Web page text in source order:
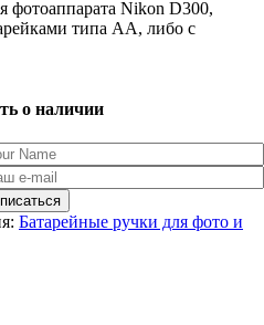
фотоаппарата Nikon D300,
типа AA, либо с
о наличии
Батарейные ручки для фото и